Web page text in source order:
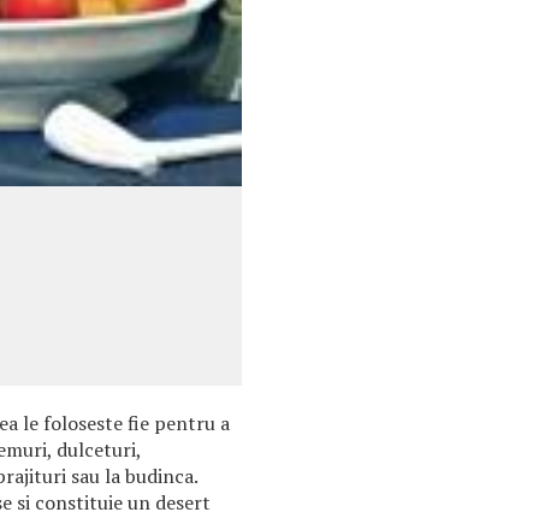
le foloseste fie pentru a
dulceturi,
sau la budinca.
si constituie un desert